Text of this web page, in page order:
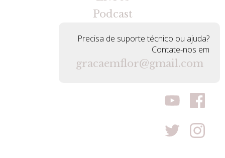
Podcast
Precisa de suporte técnico ou ajuda?
Contate-nos em
gracaemflor@gmail.com